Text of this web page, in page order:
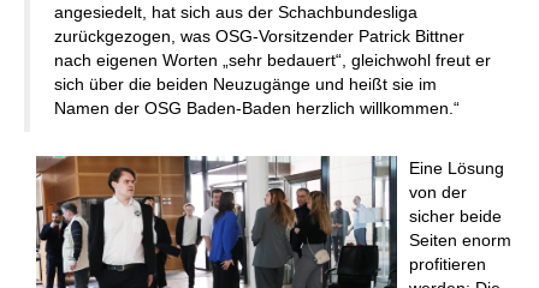
angesiedelt, hat sich aus der Schachbundesliga
zurückgezogen, was OSG-Vorsitzender Patrick Bittner
nach eigenen Worten „sehr bedauert“, gleichwohl freut er
sich über die beiden Neuzugänge und heißt sie im
Namen der OSG Baden-Baden herzlich willkommen.“
Eine Lösung
von der
sicher beide
Seiten enorm
profitieren